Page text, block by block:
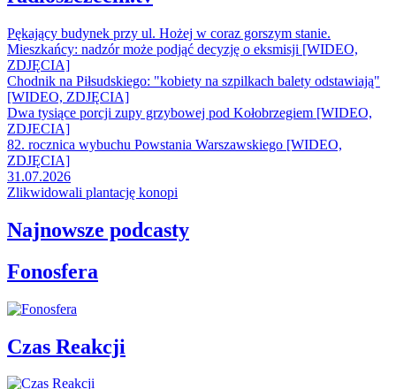
Pękający budynek przy ul. Hożej w coraz gorszym stanie.
Mieszkańcy: nadzór może podjąć decyzję o eksmisji [WIDEO,
ZDJĘCIA]
Chodnik na Piłsudskiego: "kobiety na szpilkach balety odstawiają"
[WIDEO, ZDJĘCIA]
Dwa tysiące porcji zupy grzybowej pod Kołobrzegiem [WIDEO,
ZDJECIA]
82. rocznica wybuchu Powstania Warszawskiego [WIDEO,
ZDJĘCIA]
31.07.2026
Zlikwidowali plantację konopi
Najnowsze podcasty
Fonosfera
Czas Reakcji